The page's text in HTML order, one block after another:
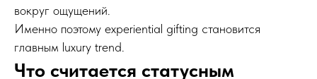
вокруг ощущений.
Именно поэтому experiential gifting становится
главным luxury trend.
Что считается статусным